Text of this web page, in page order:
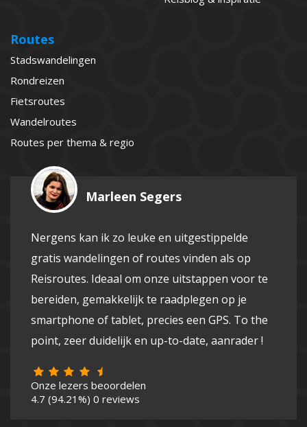
Routes
Stadswandelingen
Rondreizen
Fietsroutes
Wandelroutes
Routes per thema & regio
Marleen Segers
Nergens kan ik zo leuke en uitgestippelde
gratis wandelingen of routes vinden als op
Reisroutes. Ideaal om onze uitstappen voor te
bereiden, gemakkelijk te raadplegen op je
smartphone of tablet, precies een GPS. To the
point, zeer duidelijk en up-to-date, aanrader !
Onze lezers beoordelen
4.7 (94.21%) 0 reviews